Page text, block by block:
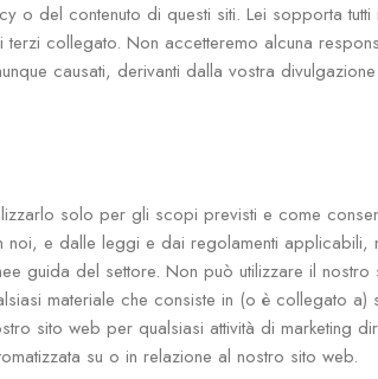
o del contenuto di questi siti. Lei sopporta tutti
collegato. Non accetteremo alcuna
causati, derivanti dalla vostra
solo per gli scopi previsti e come
e dalle leggi e dai regolamenti applicabili,
guida del settore. Non può utilizzare il
materiale che consiste in (o è collegato a)
sito web per qualsiasi attività di marketing
su o in relazione al nostro sito web.